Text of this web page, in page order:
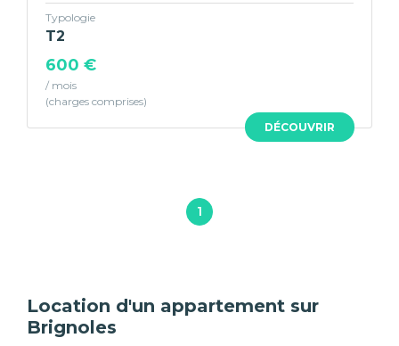
DÉCOUVRIR
Typologie
T2
600 €
/ mois
1
Location d'un appartement sur
Brignoles